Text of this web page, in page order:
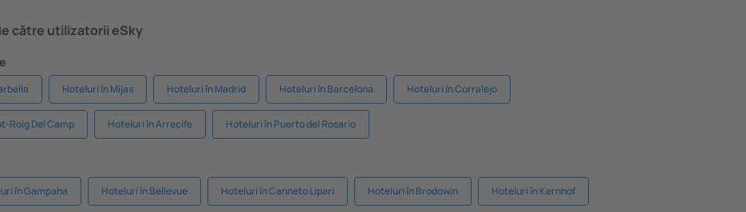
către utilizatorii eSky
Hoteluri în Mijas Hoteluri în Madrid Hoteluri în Barcelona Hoteluri în Corralejo
Roig Del Camp Hoteluri în Arrecife Hoteluri în Puerto del Rosario
în Gampaha Hoteluri în Bellevue Hoteluri în Canneto Lipari Hoteluri în Brodowin Hoteluri în Kernhof